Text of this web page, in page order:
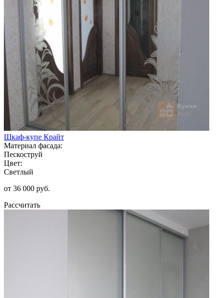
Шкаф-купе Крайт
Материал фасада:
Пескоструй
Цвет:
Светлый
от 36 000 руб.
Рассчитать